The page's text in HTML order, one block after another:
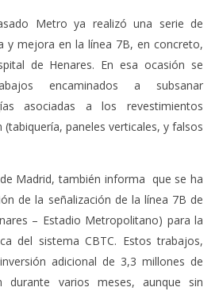
Metro ya realizó una serie de
y mejora en la línea 7B, en concreto,
de Henares. En esa ocasión se
encaminados a subsanar
asociadas a los revestimientos
paneles verticales, y falsos
Madrid, también informa que se ha
de la señalización de la línea 7B de
– Estadio Metropolitano) para la
del sistema CBTC. Estos trabajos,
adicional de 3,3 millones de
durante varios meses, aunque sin